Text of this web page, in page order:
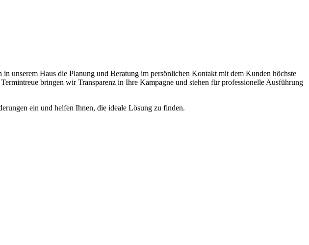
unserem Haus die Planung und Beratung im persönlichen Kontakt mit dem Kunden höchste
bringen wir Transparenz in Ihre Kampagne und stehen für professionelle Ausführung
ein und helfen Ihnen, die ideale Lösung zu finden.